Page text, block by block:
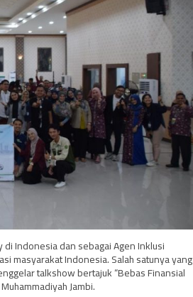
di Indonesia dan sebagai Agen Inklusi
masyarakat Indonesia. Salah satunya yang
talkshow bertajuk “Bebas Finansial
Jambi.